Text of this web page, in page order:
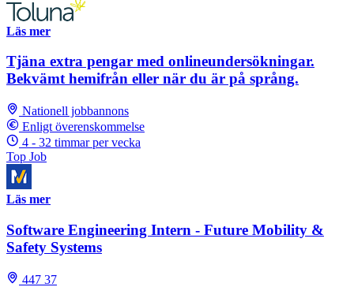
Läs mer
Tjäna extra pengar med onlineundersökningar.
Bekvämt hemifrån eller när du är på språng.
Nationell jobbannons
Enligt överenskommelse
4 - 32 timmar per vecka
Top Job
Läs mer
Software Engineering Intern - Future Mobility &
Safety Systems
447 37